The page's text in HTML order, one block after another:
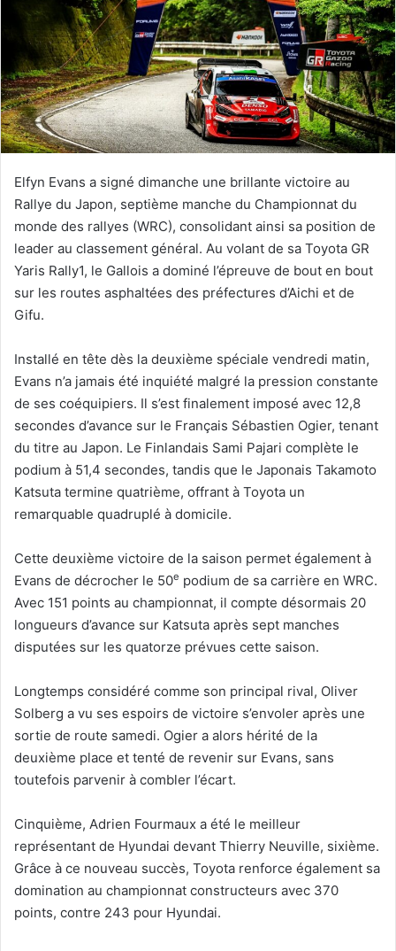
Elfyn Evans a signé dimanche une brillante victoire au
Rallye du Japon, septième manche du Championnat du
monde des rallyes (WRC), consolidant ainsi sa position de
leader au classement général. Au volant de sa Toyota GR
Yaris Rally1, le Gallois a dominé l’épreuve de bout en bout
sur les routes asphaltées des préfectures d’Aichi et de
Gifu.
Installé en tête dès la deuxième spéciale vendredi matin,
Evans n’a jamais été inquiété malgré la pression constante
de ses coéquipiers. Il s’est finalement imposé avec 12,8
secondes d’avance sur le Français Sébastien Ogier, tenant
du titre au Japon. Le Finlandais Sami Pajari complète le
podium à 51,4 secondes, tandis que le Japonais Takamoto
Katsuta termine quatrième, offrant à Toyota un
remarquable quadruplé à domicile.
Cette deuxième victoire de la saison permet également à
Evans de décrocher le 50e podium de sa carrière en WRC.
Avec 151 points au championnat, il compte désormais 20
longueurs d’avance sur Katsuta après sept manches
disputées sur les quatorze prévues cette saison.
Longtemps considéré comme son principal rival, Oliver
Solberg a vu ses espoirs de victoire s’envoler après une
sortie de route samedi. Ogier a alors hérité de la
deuxième place et tenté de revenir sur Evans, sans
toutefois parvenir à combler l’écart.
Cinquième, Adrien Fourmaux a été le meilleur
représentant de Hyundai devant Thierry Neuville, sixième.
Grâce à ce nouveau succès, Toyota renforce également sa
domination au championnat constructeurs avec 370
points, contre 243 pour Hyundai.